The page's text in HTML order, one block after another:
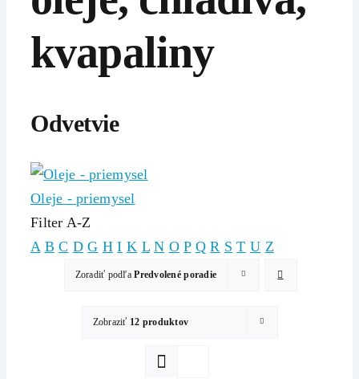
kvapaliny
Odvetvie
Oleje - priemysel
Filter A-Z
A B C D G H I K L N O P Q R S T U Z
Zoradiť podľaPredvolené poradie
Zobraziť 12 produktov